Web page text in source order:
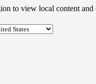
to view local content and